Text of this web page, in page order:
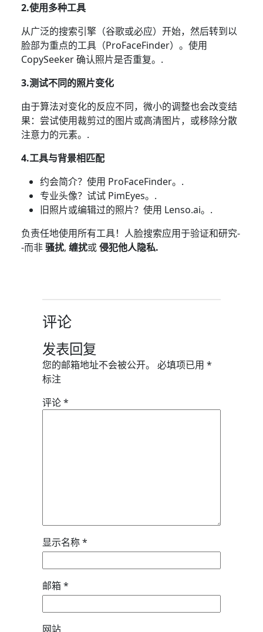
2.使用多种工具
从广泛的搜索引擎（谷歌或必应）开始，然后转到以
脸部为重点的工具（ProFaceFinder）。使用
CopySeeker 确认照片是否重复。.
3.测试不同的照片变化
由于算法对变化的反应不同，微小的调整也会改变结
果：尝试使用裁剪过的图片或高清图片，或移除分散
注意力的元素。.
4.工具与背景相匹配
约会简介？使用 ProFaceFinder。.
专业头像？试试 PimEyes。.
旧照片或编辑过的照片？使用 Lenso.ai。.
负责任地使用所有工具！人脸搜索应用于验证和研究-
-而非骚扰, 缠扰或侵犯他人隐私.
评论
发表回复
您的邮箱地址不会被公开。 必填项已用 *
标注
评论*
显示名称*
邮箱*
网站